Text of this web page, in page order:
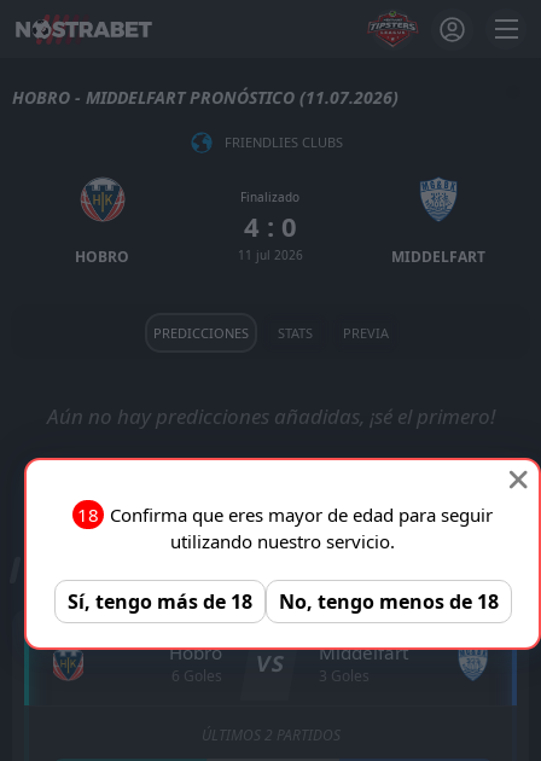
HOBRO - MIDDELFART PRONÓSTICO (11.07.2026)
FRIENDLIES CLUBS
HOBRO
Finalizado
4 : 0
11 jul 2026 MIDDELFART
PREDICCIONES STATS PREVIA
Aún no hay predicciones añadidas, ¡sé el primero!
Hobro
6 Goles VS Middelfart
3 Goles
ÚLTIMOS 2 PARTIDOS
18 Confirma que eres mayor de edad para seguir
utilizando nuestro servicio.
Sí, tengo más de 18 No, tengo menos de 18